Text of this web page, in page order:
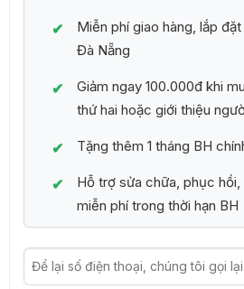
Miễn phí giao hàng, lắp
Đà Nẵng
Giảm ngay 100.000đ khi
thứ hai hoặc giới thiệu
Tặng thêm 1 tháng BH
Hỗ trợ sửa chữa, phục
miễn phí trong thời hạn BH